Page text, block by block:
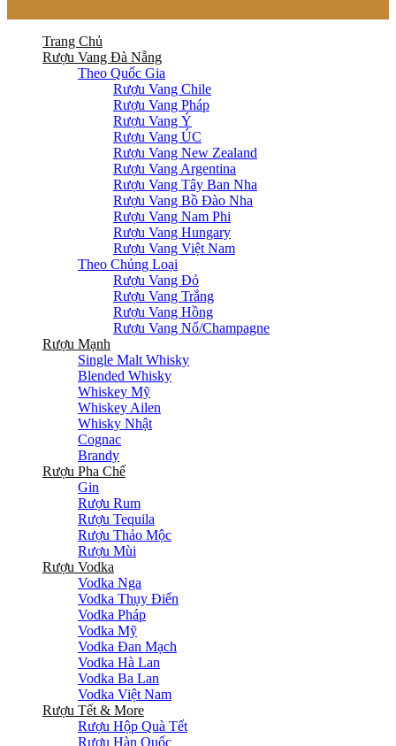
Trang Chủ
Rượu Vang Đà Nẵng
Theo Quốc Gia
Rượu Vang Chile
Rượu Vang Pháp
Rượu Vang Ý
Rượu Vang ÚC
Rượu Vang New Zealand
Rượu Vang Argentina
Rượu Vang Tây Ban Nha
Rượu Vang Bồ Đào Nha
Rượu Vang Nam Phi
Rượu Vang Hungary
Rượu Vang Việt Nam
Theo Chủng Loại
Rượu Vang Đỏ
Rượu Vang Trắng
Rượu Vang Hồng
Rượu Vang Nổ/Champagne
Rượu Mạnh
Single Malt Whisky
Blended Whisky
Whiskey Mỹ
Whiskey Ailen
Whisky Nhật
Cognac
Brandy
Rượu Pha Chế
Gin
Rượu Rum
Rượu Tequila
Rượu Thảo Mộc
Rượu Mùi
Rượu Vodka
Vodka Nga
Vodka Thụy Điển
Vodka Pháp
Vodka Mỹ
Vodka Đan Mạch
Vodka Hà Lan
Vodka Ba Lan
Vodka Việt Nam
Rượu Tết & More
Rượu Hộp Quà Tết
Rượu Hàn Quốc